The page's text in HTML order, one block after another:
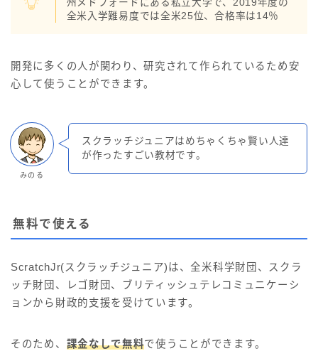
州メドフォードにある私立大学で、2019年度の
全米入学難易度では全米25位、合格率は14％
開発に多くの人が関わり、研究されて作られているため安
心して使うことができます。
みのる
スクラッチジュニアはめちゃくちゃ賢い人達
が作ったすごい教材です。
無料で使える
ScratchJr(スクラッチジュニア)は、全米科学財団、スクラ
ッチ財団、レゴ財団、ブリティッシュテレコミュニケーシ
ョンから財政的支援を受けています。
そのため、 課金なしで無料で使うことができます。